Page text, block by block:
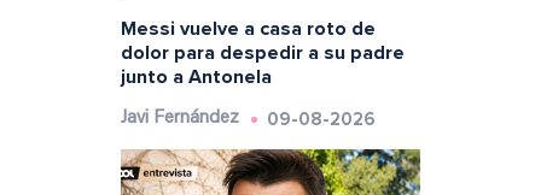
Messi vuelve a casa roto de
dolor para despedir a su padre
junto a Antonela
Javi Fernández 09-08-2026